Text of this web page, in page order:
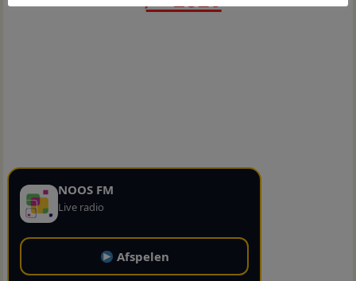
NOOS FM
Live radio
Afspelen